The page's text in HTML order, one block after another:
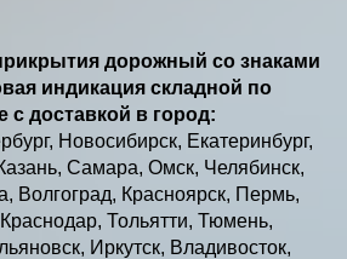
дорожный со знаками
индикация складной по
с доставкой в город:
Новосибирск, Екатеринбург,
Самара, Омск, Челябинск,
Волгоград, Красноярск, Пермь,
Тольятти, Тюмень,
Иркутск, Владивосток,